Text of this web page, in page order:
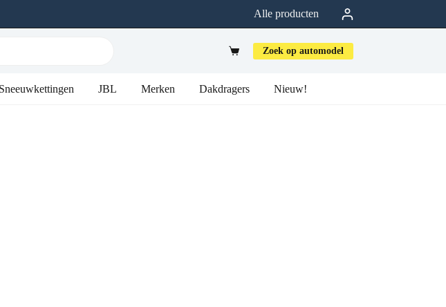
Alle producten
Zoek op automodel
Sneeuwkettingen JBL Merken Dakdragers Nieuw!